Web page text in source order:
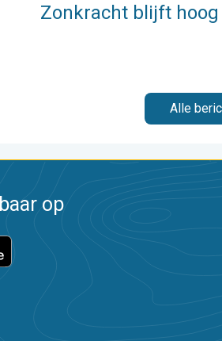
Zonkracht blijft hoog
Alle
op